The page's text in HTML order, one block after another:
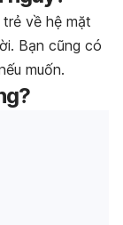
về hệ mặt
Bạn cũng có
muốn.